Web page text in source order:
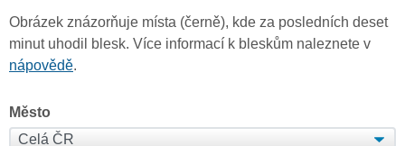
Obrázek znázorňuje místa (černě), kde za posledních deset
minut uhodil blesk. Více informací k bleskům naleznete v
nápovědě.
Město